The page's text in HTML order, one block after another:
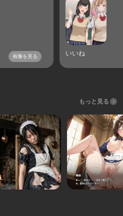
画像を見る いいね
もっと見る